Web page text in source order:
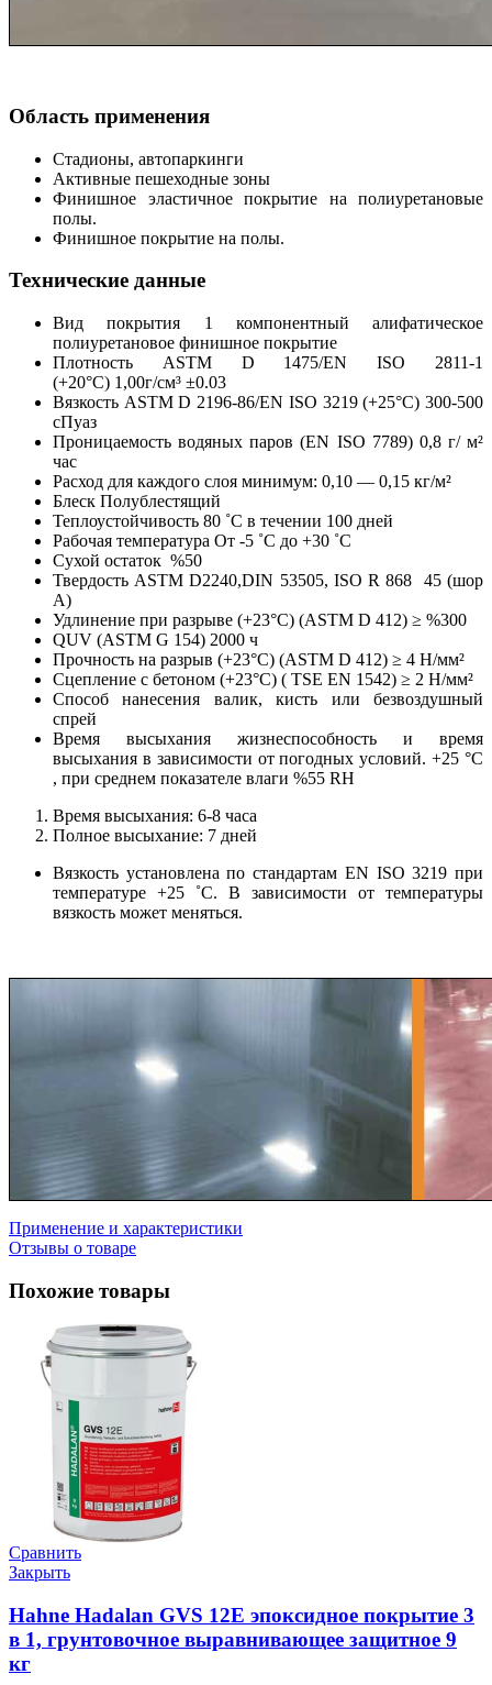
Область применения
Стадионы, автопаркинги
Активные пешеходные зоны
Финишное эластичное покрытие на полиуретановые
полы.
Финишное покрытие на полы.
Технические данные
Вид покрытия 1 компонентный алифатическое
полиуретановое финишное покрытие
Плотность ASTM D 1475/EN ISO 2811-1
(+20°С) 1,00г/cм³ ±0.03
Вязкость ASTM D 2196-86/EN ISO 3219 (+25°С) 300-500
сПуаз
Проницаемость водяных паров (EN ISO 7789) 0,8 г/ м²
час
Расход для каждого слоя минимум: 0,10 — 0,15 кг/м²
Блеск Полублестящий
Теплоустойчивость 80 ˚C в течении 100 дней
Рабочая температура От -5 ˚C до +30 ˚C
Сухой остаток %50
Твердость ASTM D2240,DIN 53505, ISO R 868 45 (шор
A)
Удлинение при разрыве (+23°C) (ASTM D 412) ≥ %300
QUV (ASTM G 154) 2000 ч
Прочность на разрыв (+23°C) (ASTM D 412) ≥ 4 Н/мм²
Сцепление с бетоном (+23°C) ( TSE EN 1542) ≥ 2 Н/мм²
Способ нанесения валик, кисть или безвоздушный
спрей
Время высыхания жизнеспособность и время
высыхания в зависимости от погодных условий. +25 °C
, при среднем показателе влаги %55 RH
Время высыхания: 6-8 часа
Полное высыхание: 7 дней
Вязкость установлена по стандартам EN ISO 3219 при
температуре +25 ˚C. В зависимости от температуры
вязкость может меняться.
Применение и характеристики
Отзывы о товаре
Похожие товары
Сравнить
Закрыть
Hahne Hadalan GVS 12E эпоксидное покрытие 3
в 1, грунтовочное выравнивающее защитное 9
кг